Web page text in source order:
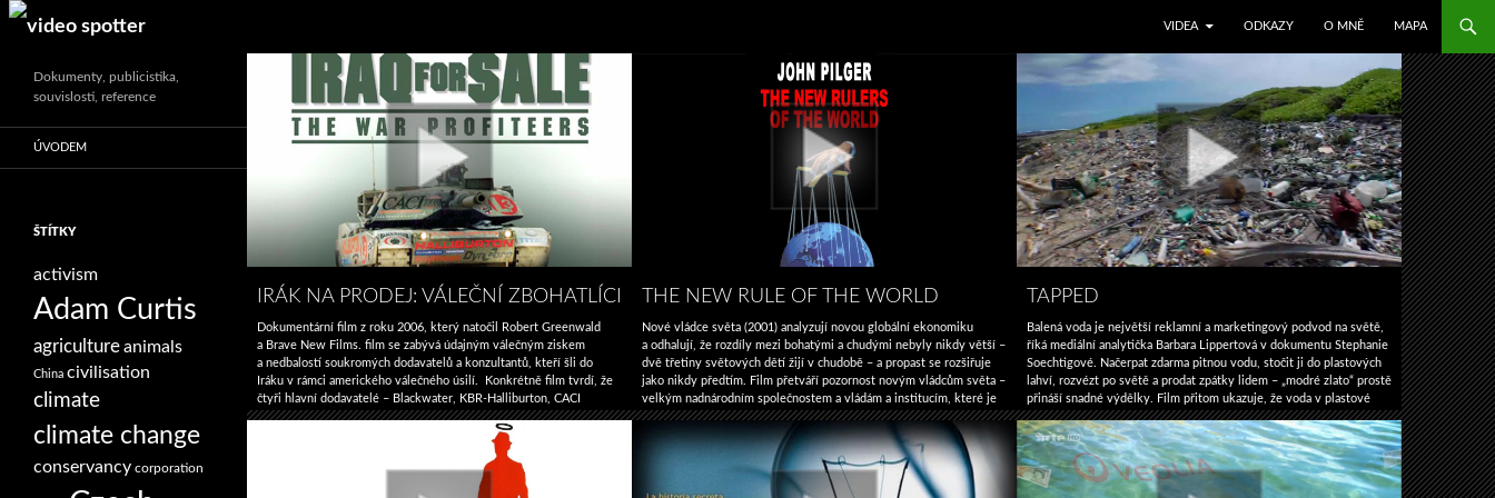
Search
VIDEA
ODKAZY O MNĚ MAPA
IRÁK NA PRODEJ: VÁLEČNÍ ZBOHATLÍCI
Dokumentární film z roku 2006, který natočil Robert Greenwald
a Brave New Films. film se zabývá údajným válečným ziskem
a nedbalostí soukromých dodavatelů a konzultantů, kteří šli do
Iráku v rámci amerického válečného úsilí. Konkrétně film tvrdí, že
čtyři hlavní dodavatelé – Blackwater, KBR-Halliburton, CACI
a Titan nadhodnocovali ceny americké vládě a dělali nestandardní
práci a ohrozili životy amerických vojáků, iráckých civilistů. Tyto
na
THE NEW RULE OF THE WORLD
Nové vládce světa (2001) analyzují novou globální ekonomiku
a odhalují, že rozdíly mezi bohatými a chudými nebyly nikdy větší –
dvě třetiny světových dětí žijí v chudobě – ​​a propast se rozšiřuje
jako nikdy předtím. Film přetváří pozornost novým vládcům světa –
velkým nadnárodním společnostem a vládám a institucím, které je
podporují, jako je MMF, Světová banka a Světová obchodní
organizace, …
Pokračování textuThe
New
Rule
→
TAPPED
Balená voda je největší reklamní a marketingový podvod na světě,
říká mediální analytička Barbara Lippertová v dokumentu Stephanie
Soechtigové. Načerpat zdarma pitnou vodu, stočit ji do plastových
lahví, rozvézt po světě a prodat zpátky lidem – „modré zlato“ prostě
přináší snadné výdělky. Film přitom ukazuje, že voda v plastové
lahvi je často tatáž, jaká teče ve všech amerických domácnostech …
Pokračování textuTapped
→
Dokumenty, publicistika,
souvislosti, reference
ÚVODEM
ŠTÍTKY
activism
Adam Curtis
agricultureanimals
China civilisation
climate
climate change
conservancy corporation